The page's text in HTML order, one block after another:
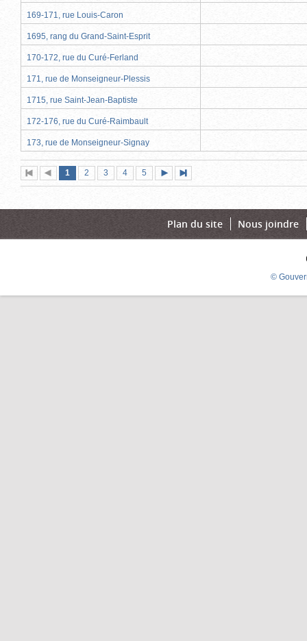
169-171, rue Louis-Caron
1695, rang du Grand-Saint-Esprit
170-172, rue du Curé-Ferland
171, rue de Monseigneur-Plessis
1715, rue Saint-Jean-Baptiste
172-176, rue du Curé-Raimbault
173, rue de Monseigneur-Signay
Première
page
Page
précédente
Page
1 (page
actuelle)
Page
2 Page
3 Page
4 Page
5
suivante
page
Plan du site Nous joindre
©